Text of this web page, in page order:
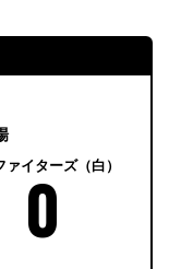
ァイターズ（白）
0